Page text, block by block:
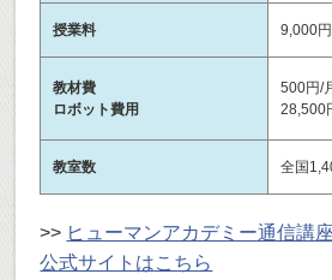
授業料 9,000
教材費
ロボット費用
500円/
28,500
教室数 全国
>> ヒューマンアカデミー通信講
公式サイトはこちら